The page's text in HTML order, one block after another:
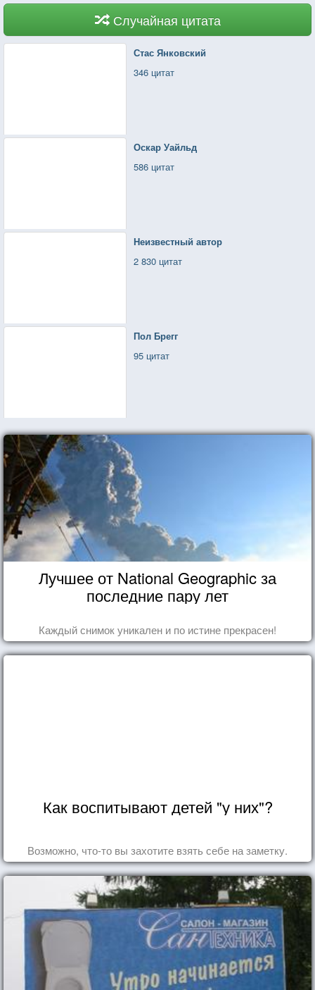
Случайная цитата
Стас Янковский
346 цитат
Оскар Уайльд
586 цитат
Неизвестный автор
2 830 цитат
Пол Брегг
95 цитат
Лучшее от National Geographic за
последние пару лет
Каждый снимок уникален и по истине прекрасен!
Как воспитывают детей "у них"?
Возможно, что-то вы захотите взять себе на заметку.